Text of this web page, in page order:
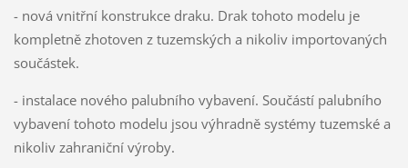
- nová vnitřní konstrukce draku. Drak tohoto modelu je
kompletně zhotoven z tuzemských a nikoliv importovaných
součástek.
- instalace nového palubního vybavení. Součástí palubního
vybavení tohoto modelu jsou výhradně systémy tuzemské a
nikoliv zahraniční výroby.